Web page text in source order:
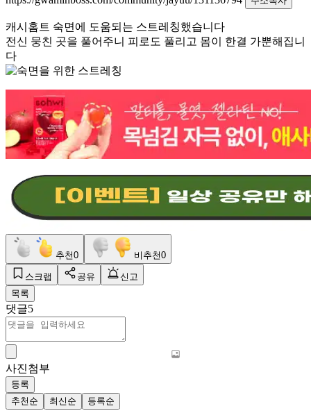
캐시홈트 숙면에 도움되는 스트레칭했습니다
전신 뭉친 곳을 풀어주니 피로도 풀리고 몸이 한결 가뿐해집니
다
추천0 비추천0
스크랩 공유
신고
목록
댓글5
사진첨부
등록
추천순
최신순 등록순